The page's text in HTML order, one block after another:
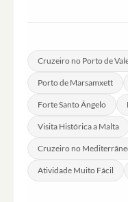
arranjos antes de
Cruzeiro no Porto de
Porto de Marsamxett
Forte Santo Ângelo
Visita Histórica a Malta
Cruzeiro no
Atividade Muito Fácil